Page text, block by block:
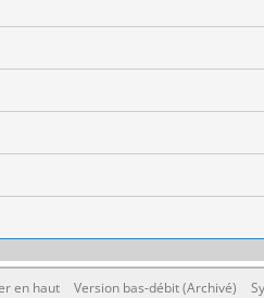
en haut Version bas-débit (Archivé)